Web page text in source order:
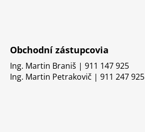
Obchodní zástupcovia
Ing. Martin Braniš | 911 147 925
Ing. Martin Petrakovič | 911 247 925